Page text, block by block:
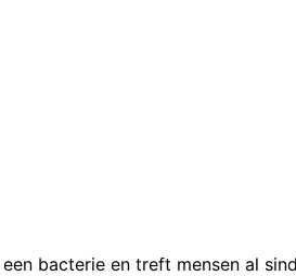
bacterie en treft mensen al